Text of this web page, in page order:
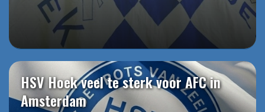
HSV Hoek veel te sterk voor AFC in
Amsterdam